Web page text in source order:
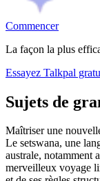
Commencer
La façon la plus
Essayez Talkpal
Sujets de
Maîtriser une
Le setswana, une
australe, notamment
merveilleux voyage